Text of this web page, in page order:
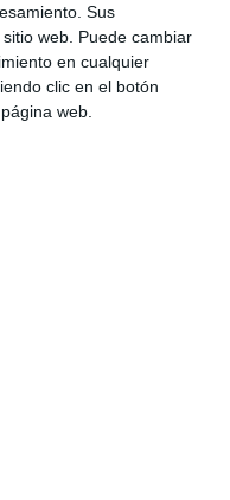
Sus
web. Puede cambiar
en cualquier
clic en el botón
web.